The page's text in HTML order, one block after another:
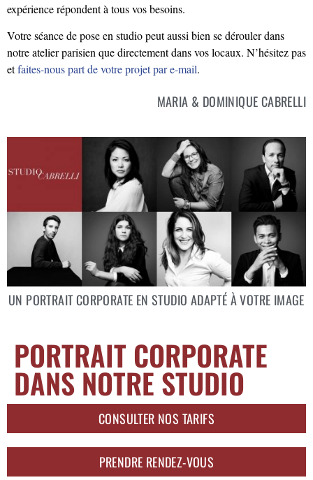
expérience répondent à tous vos besoins.
Votre séance de pose en studio peut aussi bien se dérouler dans
notre atelier parisien que directement dans vos locaux. N’hésitez pas
etfaites-nous part de votre projet par e-mail.
MARIA & DOMINIQUE CABRELLI
UN PORTRAIT CORPORATE EN STUDIO ADAPTÉ À VOTRE IMAGE
PORTRAIT CORPORATE
DANS NOTRE STUDIO
CONSULTER NOS TARIFS
PRENDRE RENDEZ-VOUS